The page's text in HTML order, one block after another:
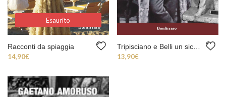
Esaurito
Esaurito
Racconti da spiaggia
14,90€
13,90€